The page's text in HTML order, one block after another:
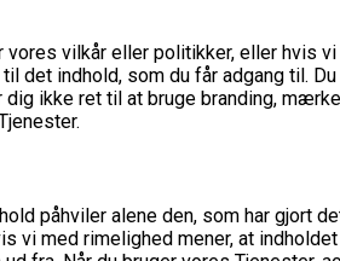
vilkår eller politikker, eller hvis
indhold, som du får adgang til.
ikke ret til at bruge branding,
påhviler alene den, som har gjort
med rimelighed mener, at